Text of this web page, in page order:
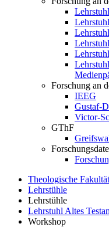
Forschung an
IEEG
Gustaf-
Victor-
GThF
Theologische Fakultät
Lehrstühle
Lehrstühle
Lehrstuhl Altes
Workshop